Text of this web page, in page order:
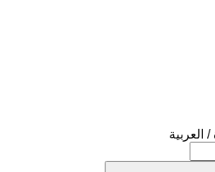
/ العربية